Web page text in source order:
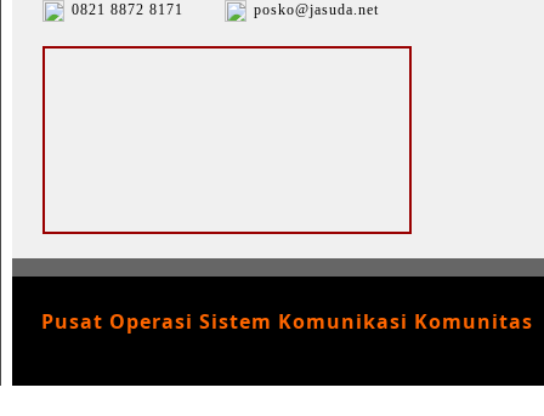
0821 8872 8171
posko@jasuda.net
Pusat Operasi Sistem Komunikasi Komunitas